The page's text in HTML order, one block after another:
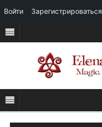
Войти Зарегистрироваться